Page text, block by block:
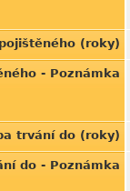
(roky)
- Poznámka
trvání do (roky)
do - Poznámka